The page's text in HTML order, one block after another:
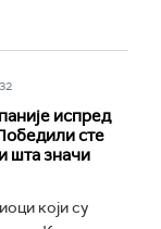
испред
сте
шта значи
који су